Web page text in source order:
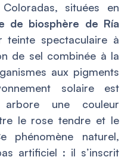
situées en
de biosphère de Ría
teinte spectaculaire à
de sel combinée à la
aux pigments
solaire est
arbore une couleur
le rose tendre et le
phénomène naturel,
artificiel : il s’inscrit